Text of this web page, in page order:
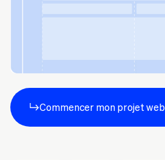
Commencer mon projet web